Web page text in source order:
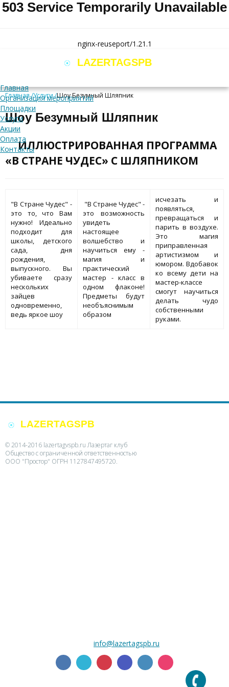
503 Service Temporarily Unavailable
nginx-reuseport/1.21.1
LAZERTAGSPB.RU
Главная
Организация мероприятий
Площадки
Услуги
Акции
Оплата
Контакты
Главная Услуги Шоу Безумный Шляпник
Шоу Безумный Шляпник
ИЛЛЮСТРИРОВАННАЯ ПРОГРАММА
«В СТРАНЕ ЧУДЕС» С ШЛЯПНИКОМ
"В Стране Чудес" -
это то, что Вам
нужно! Идеально
подходит для
школы, детского
сада, дня
рождения,
выпускного. Вы
убиваете сразу
нескольких
зайцев
одновременно,
ведь яркое шоу
"В Стране Чудес" -
это возможность
увидеть
настоящее
волшебство и
научиться ему -
магия и
практический
мастер - класс в
одном флаконе!
Предметы будут
необъяснимым
образом
исчезать и
появляться,
превращаться и
парить в воздухе.
Это магия
приправленная
артистизмом и
юмором. Вдобавок
ко всему дети на
мастер-классе
смогут научиться
делать чудо
собственными
руками.
LAZERTAGSPB
© 2014-2016 lazertagvspb.ru Лазертаг клуб
Общество с ограниченной ответственностью
ООО "Простор" ОГРН 1127847495720.
info@lazertagspb.ru